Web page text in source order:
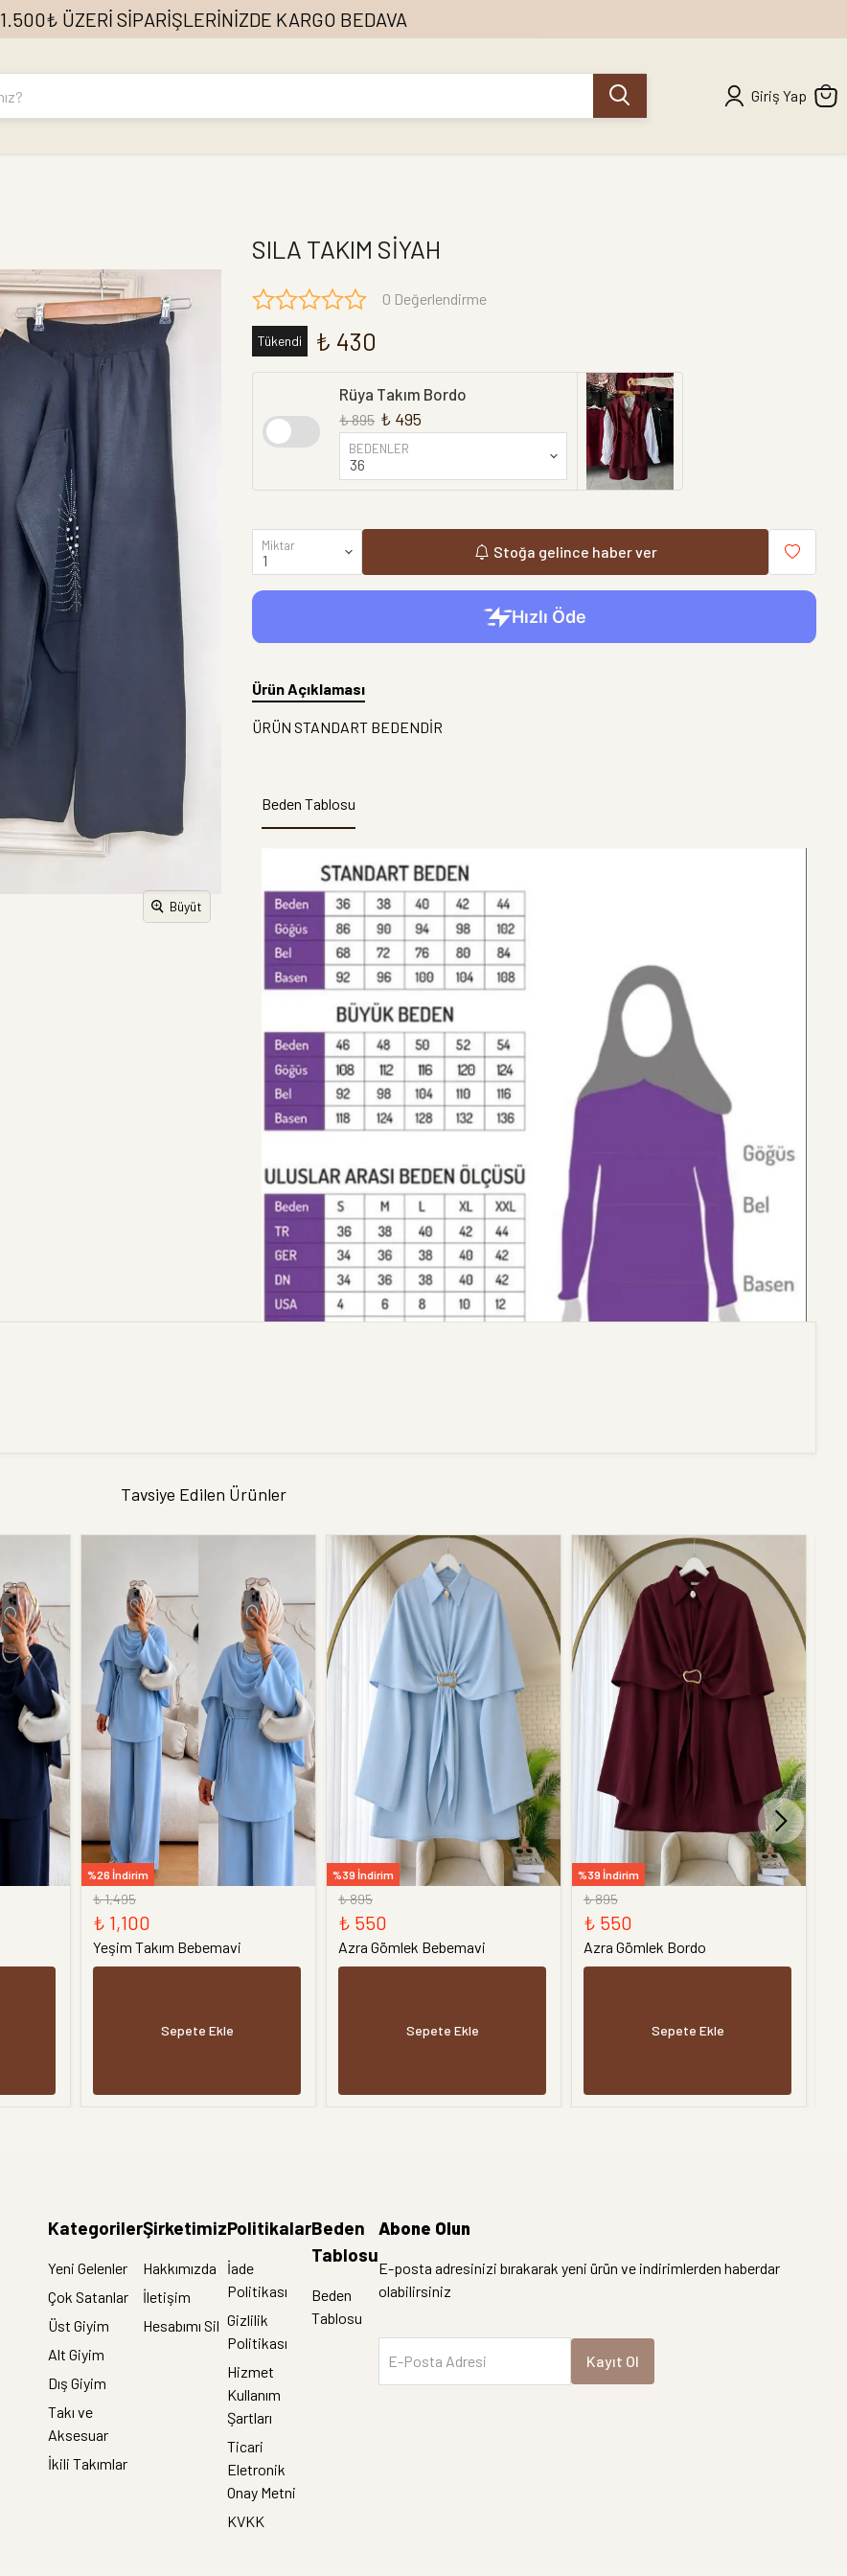
1.500₺ ÜZERİ SİPARİŞLERİNİZDE KARGO BEDAVA
Giriş Yap
Büyüt
SILA TAKIM SİYAH
0 Değerlendirme
Tükendi ₺ 430
Rüya Takım Bordo
₺ 895 ₺ 495
BEDENLER
Miktar Stoğa gelince haber ver
Ürün Açıklaması
ÜRÜN STANDART BEDENDİR
Beden Tablosu
Tavsiye Edilen Ürünler
%26 İndirim
₺ 1,495
₺ 1,100
Yeşim Takım Bebemavi
Sepete Ekle
%39 İndirim
₺ 895
₺ 550
Azra Gömlek Bebemavi
Sepete Ekle
%39 İndirim
₺ 895
₺ 550
Azra Gömlek Bordo
Sepete Ekle
Kategoriler
Yeni Gelenler
Çok Satanlar
Üst Giyim
Alt Giyim
Dış Giyim
Takı ve
Aksesuar
İkili Takımlar
Şirketimiz
Hakkımızda
İletişim
Hesabımı Sil
Politikalar
İade
Politikası
Gizlilik
Politikası
Hizmet
Kullanım
Şartları
Ticari
Eletronik
Onay Metni
KVKK
Beden
Tablosu
Beden
Tablosu
Abone Olun
E-posta adresinizi bırakarak yeni ürün ve indirimlerden haberdar
olabilirsiniz
E-Posta Adresi Kayıt Ol